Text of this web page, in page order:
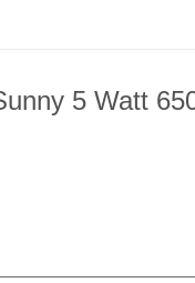
5 Watt